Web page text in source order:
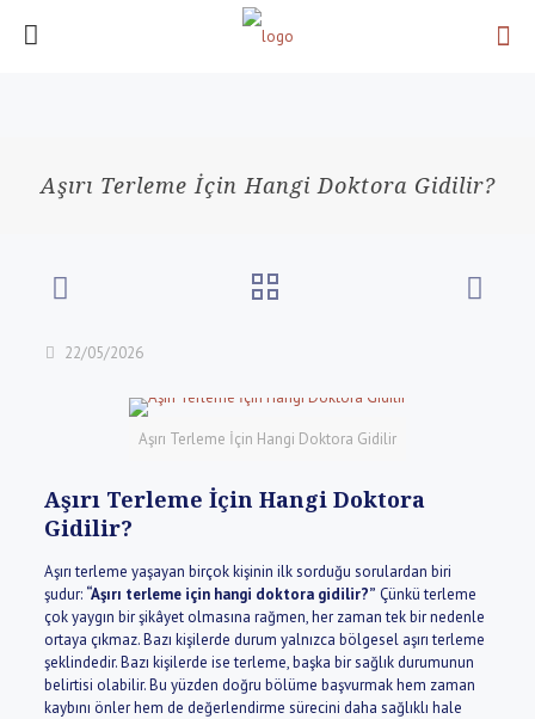
Aşırı Terleme İçin Hangi Doktora Gidilir?
22/05/2026
Aşırı Terleme İçin Hangi Doktora Gidilir
Aşırı Terleme İçin Hangi Doktora
Gidilir?
Aşırı terleme yaşayan birçok kişinin ilk sorduğu sorulardan biri
şudur: “Aşırı terleme için hangi doktora gidilir?” Çünkü terleme
çok yaygın bir şikâyet olmasına rağmen, her zaman tek bir nedenle
ortaya çıkmaz. Bazı kişilerde durum yalnızca bölgesel aşırı terleme
şeklindedir. Bazı kişilerde ise terleme, başka bir sağlık durumunun
belirtisi olabilir. Bu yüzden doğru bölüme başvurmak hem zaman
kaybını önler hem de değerlendirme sürecini daha sağlıklı hale